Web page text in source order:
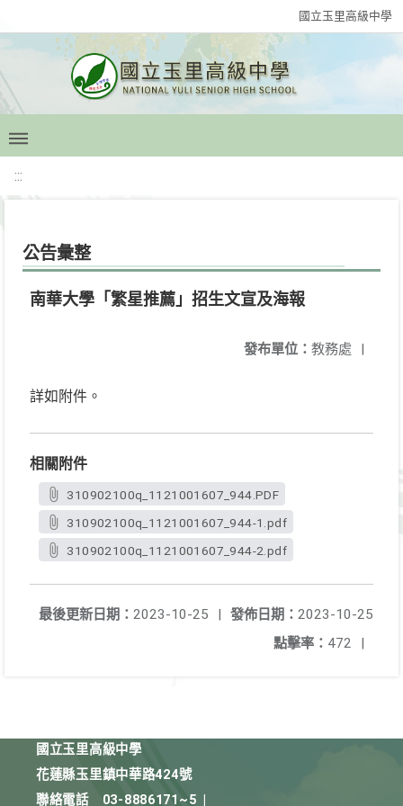
國立玉里高級中學
:::
公告彙整
南華大學「繁星推薦」招生文宣及海報
發布單位： 教務處 |
詳如附件。
相關附件
310902100q_1121001607_944.PDF
310902100q_1121001607_944-1.pdf
310902100q_1121001607_944-2.pdf
發佈日期： 2023-10-25
最後更新日期： 2023-10-25
|
點擊率： 472 |
國立玉里高級中學
花蓮縣玉里鎮中華路424號
聯絡電話
03-8886171~5